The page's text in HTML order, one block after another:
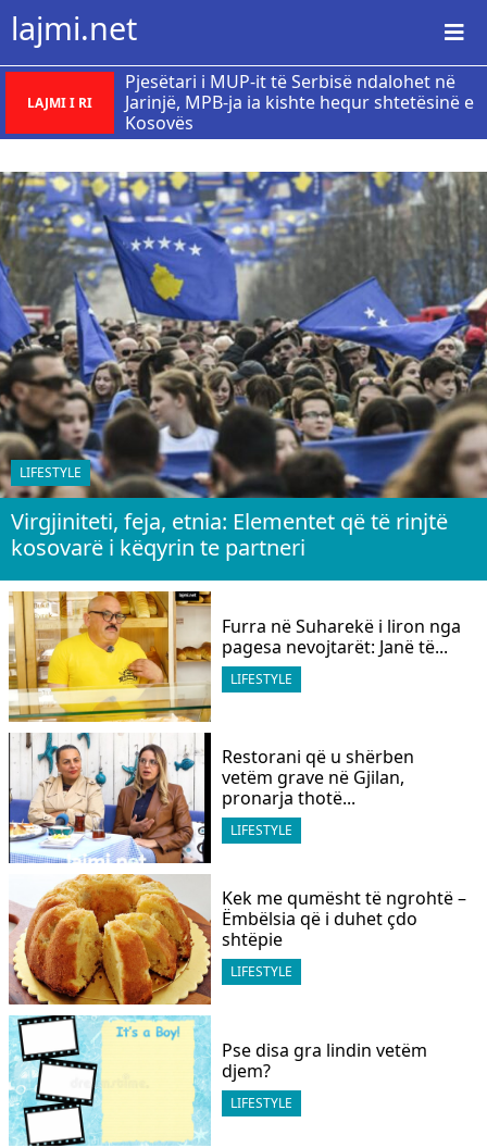
lajmi.net
LAJMI I RI
Pjesëtari i MUP-it të Serbisë ndalohet në
Jarinjë, MPB-ja ia kishte hequr shtetësinë e
Kosovës
LIFESTYLE
Virgjiniteti, feja, etnia: Elementet që të rinjtë
kosovarë i këqyrin te partneri
LIFESTYLE
Furra në Suharekë i liron nga
pagesa nevojtarët: Janë të...
LIFESTYLE
Restorani që u shërben
vetëm grave në Gjilan,
pronarja thotë...
LIFESTYLE
Kek me qumësht të ngrohtë –
Ëmbëlsia që i duhet çdo
shtëpie
LIFESTYLE
​Pse disa gra lindin vetëm
djem?